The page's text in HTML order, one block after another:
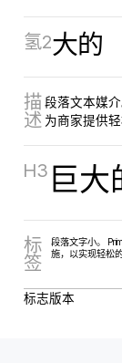
氢2大的
描
述
段落文本媒
为商家提供
H3 巨大
标
签
段落文字小。
施，以实现轻松
标志版本